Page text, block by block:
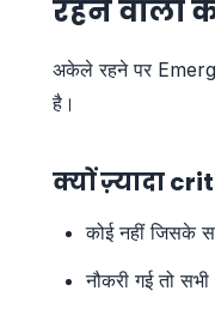
रहने वालों
अकेले रहने पर
है।
क्यों ज़्यादा
कोई नहीं जिसके
नौकरी गई तो